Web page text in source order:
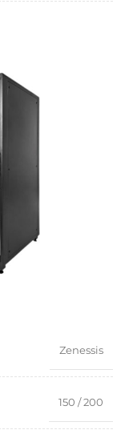
Zenessis
150 / 200